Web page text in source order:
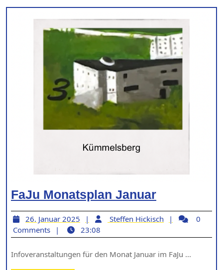
FaJu Monatsplan JanuarFaJu
Januar
26. Januar 2025
26.
Januar
2025
Steffen Hickisch
Steffen
0
Comments
23:08
Infoveranstaltungen für den Monat Januar im FaJu ...